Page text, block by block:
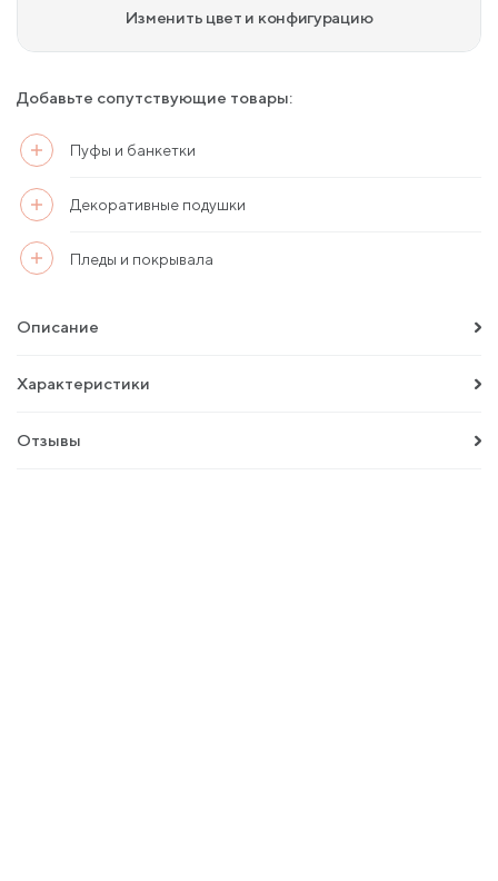
Изменить цвет и конфигурацию
Добавьте сопутствующие товары:
Пуфы и банкетки
Декоративные подушки
Пледы и покрывала
Описание
Характеристики
Отзывы